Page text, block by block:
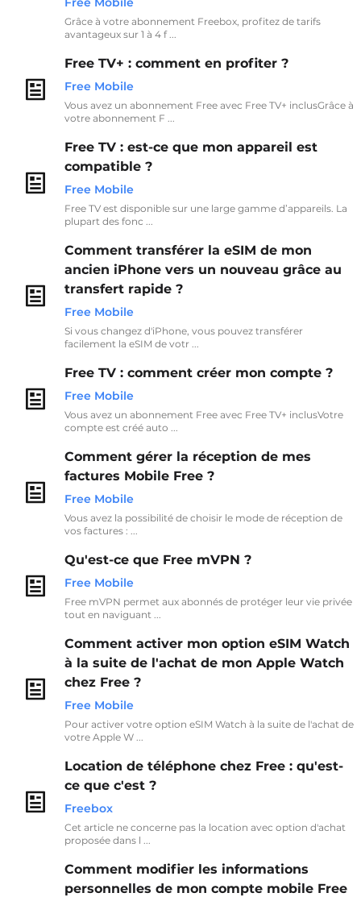
Grâce à votre abonnement Freebox, profitez de tarifs
avantageux sur 1 à 4 f ...
Free TV+ : comment en profiter ?
Free Mobile
Vous avez un abonnement Free avec Free TV+ inclusGrâce à
votre abonnement F ...
Free TV : est-ce que mon appareil est
compatible ?
Free Mobile
Free TV est disponible sur une large gamme d’appareils. La
plupart des fonc ...
Comment transférer la eSIM de mon
ancien iPhone vers un nouveau grâce au
transfert rapide ?
Free Mobile
Si vous changez d'iPhone, vous pouvez transférer
facilement la eSIM de votr ...
Free TV : comment créer mon compte ?
Free Mobile
Vous avez un abonnement Free avec Free TV+ inclusVotre
compte est créé auto ...
Comment gérer la réception de mes
factures Mobile Free ?
Free Mobile
Vous avez la possibilité de choisir le mode de réception de
vos factures : ...
Qu'est-ce que Free mVPN ?
Free Mobile
Free mVPN permet aux abonnés de protéger leur vie privée
tout en naviguant ...
Comment activer mon option eSIM Watch
à la suite de l'achat de mon Apple Watch
chez Free ?
Free Mobile
Pour activer votre option eSIM Watch à la suite de l'achat de
votre Apple W ...
Location de téléphone chez Free : qu'est-
ce que c'est ?
Freebox
Cet article ne concerne pas la location avec option d'achat
proposée dans l ...
Comment modifier les informations
personnelles de mon compte mobile Free